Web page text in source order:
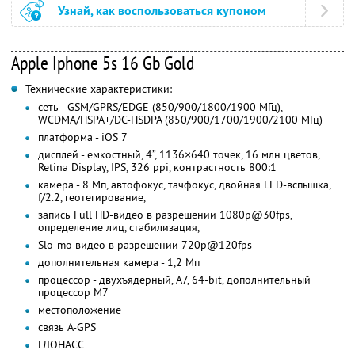
Узнай, как воспользоваться купоном
Apple Iphone 5s 16 Gb Gold
Технические характеристики:
сеть - GSM/GPRS/EDGE (850/900/1800/1900 МГц),
WCDMA/HSPA+/DC-HSDPA (850/900/1700/1900/2100 МГц)
платформа - iOS 7
дисплей - емкостный, 4”, 1136×640 точек, 16 млн цветов,
Retina Display, IPS, 326 ppi, контрастность 800:1
камера - 8 Мп, автофокус, тачфокус, двойная LED-вспышка,
f/2.2, геотегирование,
запись Full HD-видео в разрешении 1080p@30fps,
определение лиц, стабилизация,
Slo-mo видео в разрешении 720p@120fps
дополнительная камера - 1,2 Мп
процессор - двухъядерный, A7, 64-bit, дополнительный
процессор М7
местоположение
связь A-GPS
ГЛОНАСС